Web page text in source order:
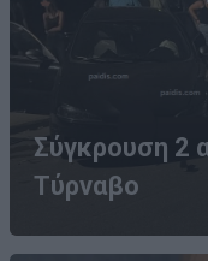
Σύγκρουση 2
Τύρναβο